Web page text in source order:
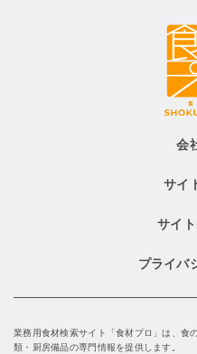
会
サイ
サイ
プライバ
業務用食材検索サイト「食材プロ」は、食
類・厨房備品の専門情報を提供します。